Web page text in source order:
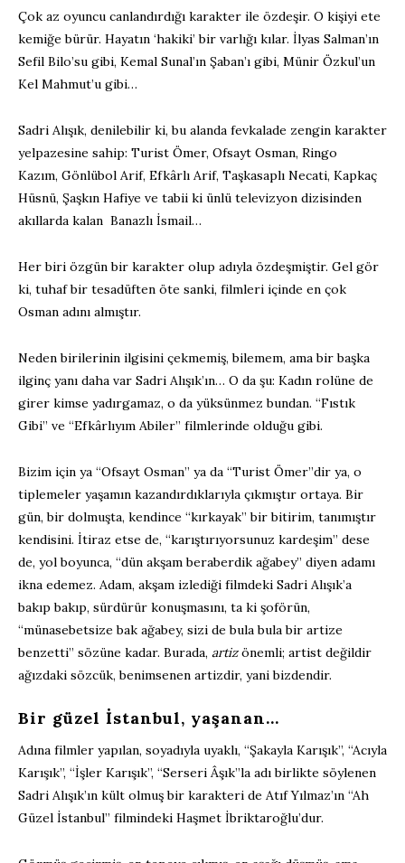
Çok az oyuncu canlandırdığı karakter ile özdeşir. O kişiyi ete
kemiğe bürür. Hayatın ‘hakiki’ bir varlığı kılar. İlyas Salman’ın
Sefil Bilo’su gibi, Kemal Sunal’ın Şaban’ı gibi, Münir Özkul’un
Kel Mahmut’u gibi…
Sadri Alışık, denilebilir ki, bu alanda fevkalade zengin karakter
yelpazesine sahip: Turist Ömer, Ofsayt Osman, Ringo
Kazım, Gönlübol Arif, Efkârlı Arif, Taşkasaplı Necati, Kapkaç
Hüsnü, Şaşkın Hafiye ve tabii ki ünlü televizyon dizisinden
akıllarda kalan Banazlı İsmail…
Her biri özgün bir karakter olup adıyla özdeşmiştir. Gel gör
ki, tuhaf bir tesadüften öte sanki, filmleri içinde en çok
Osman adını almıştır.
Neden birilerinin ilgisini çekmemiş, bilemem, ama bir başka
ilginç yanı daha var Sadri Alışık’ın… O da şu: Kadın rolüne de
girer kimse yadırgamaz, o da yüksünmez bundan. “Fıstık
Gibi” ve “Efkârlıyım Abiler” filmlerinde olduğu gibi.
Bizim için ya “Ofsayt Osman” ya da “Turist Ömer”dir ya, o
tiplemeler yaşamın kazandırdıklarıyla çıkmıştır ortaya. Bir
gün, bir dolmuşta, kendince “kırkayak” bir bitirim, tanımıştır
kendisini. İtiraz etse de, “karıştırıyorsunuz kardeşim” dese
de, yol boyunca, “dün akşam beraberdik ağabey” diyen adamı
ikna edemez. Adam, akşam izlediği filmdeki Sadri Alışık’a
bakıp bakıp, sürdürür konuşmasını, ta ki şoförün,
“münasebetsize bak ağabey, sizi de bula bula bir artize
benzetti” sözüne kadar. Burada, artizönemli; artist değildir
ağızdaki sözcük, benimsenen artizdir, yani bizdendir.
Bir güzel İstanbul, yaşanan…
Adına filmler yapılan, soyadıyla uyaklı, “Şakayla Karışık”, “Acıyla
Karışık”, “İşler Karışık”, “Serseri Âşık”la adı birlikte söylenen
Sadri Alışık’ın kült olmuş bir karakteri de Atıf Yılmaz’ın “Ah
Güzel İstanbul” filmindeki Haşmet İbriktaroğlu’dur.